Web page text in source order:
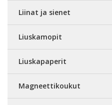
Liinat ja sienet
Liuskamopit
Liuskapaperit
Magneettikoukut